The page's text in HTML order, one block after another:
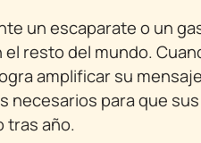
un escaparate o un
resto del mundo.
amplificar su
necesarios para que
tras año.